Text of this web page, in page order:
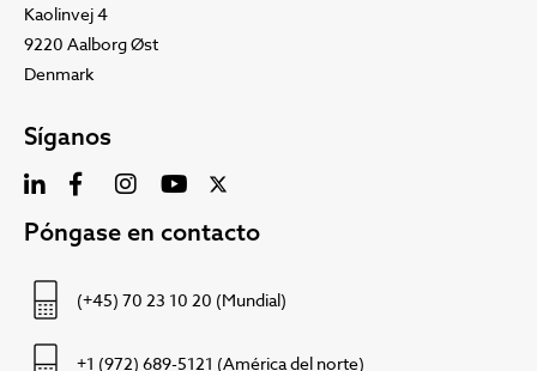
Kaolinvej 4
9220 Aalborg Øst
Denmark
Síganos
Póngase en contacto
(+45) 70 23 10 20 (Mundial)
+1 (972) 689-5121 (América del norte)